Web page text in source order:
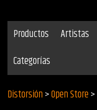
Productos Artistas
Categorías
Distorsión>Open Store>